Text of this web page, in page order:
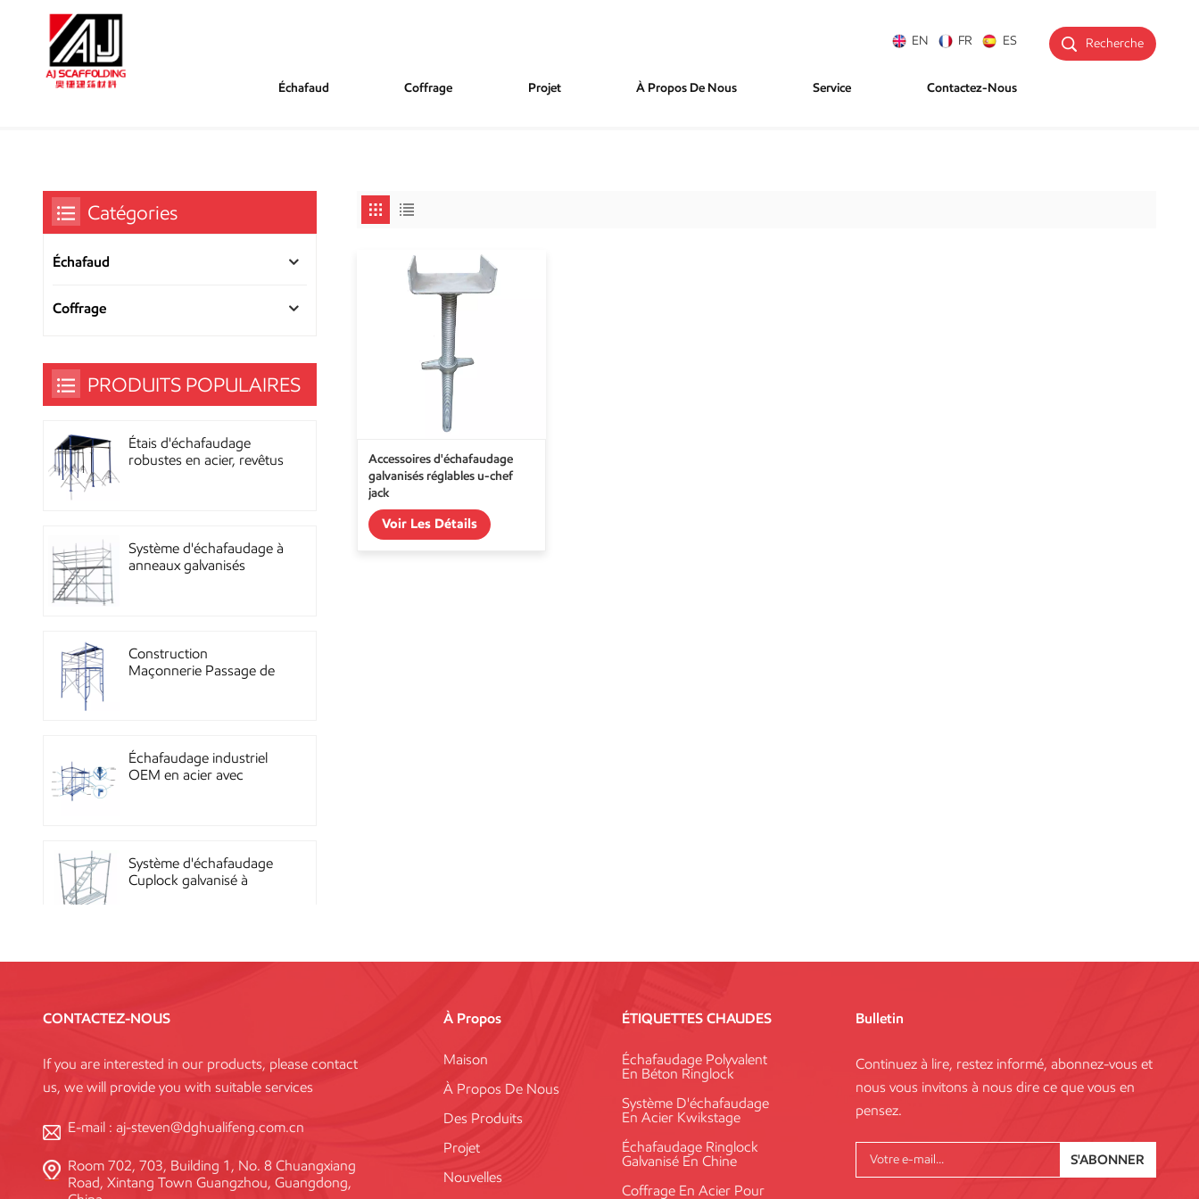
Recherche
EN FR ES
Échafaud Coffrage Projet À Propos De Nous Service Contactez-Nous
Accessoires d'échafaudage
galvanisés réglables u-chef
jack
Voir Les Détails
Catégories
Échafaud
Coffrage
PRODUITS POPULAIRES
Étais d'échafaudage
robustes en acier, revêtus
Système d'échafaudage à
anneaux galvanisés
Construction
Maçonnerie Passage de
Échafaudage industriel
OEM en acier avec
Système d'échafaudage
Cuplock galvanisé à
Chine
Échafaudage à
verrouillage annulaire
haute résistance, norme
Système de coffrage en
acier réutilisable à haute
CONTACTEZ-NOUS
If you are interested in our products, please contact
us, we will provide you with suitable services
E-mail : aj-steven@dghualifeng.com.cn
Room 702, 703, Building 1, No. 8 Chuangxiang
Road, Xintang Town Guangzhou, Guangdong,
À Propos
Maison
À Propos De Nous
Des Produits
Projet
Nouvelles
ÉTIQUETTES CHAUDES
Échafaudage Polyvalent
En Béton Ringlock
Système D'échafaudage
En Acier Kwikstage
Échafaudage Ringlock
Galvanisé En Chine
Coffrage En Acier Pour
Bulletin
Continuez à lire, restez informé, abonnez-vous et
nous vous invitons à nous dire ce que vous en
pensez.
S'ABONNER